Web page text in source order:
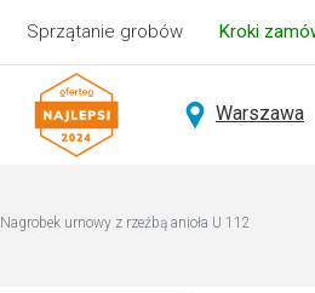
Sprzątanie grobów Kroki
Warszawa
Nagrobek urnowy z rzeźbą anioła U 112